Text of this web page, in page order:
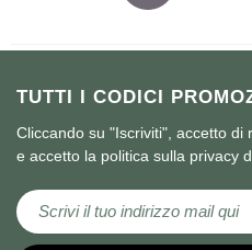
TUTTI I CODICI
Cliccando su "Iscriviti", accetto
e accetto la politica sulla privacy
Iscriviti alla nostra Newsletter: